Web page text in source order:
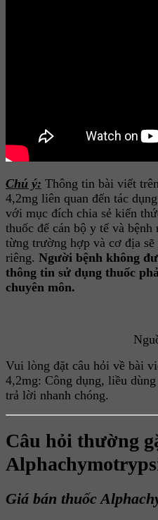
Chú ý: Thông tin bài viết
4,2mg liên quan đến tác
với mục đích chia sẻ kiến
thuốc để cán bộ y tế và
từng trường hợp và cơ địa
riêng. Người bệnh không
thông tin sử dụng thuốc
chuyên môn.
Vui lòng đặt câu hỏi về bài
4,2mg: Công dụng, liều
trả lời nhanh chóng.
Câu hỏi thường
Giá bán thuốc